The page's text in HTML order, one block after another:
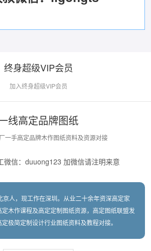
终身超级VIP会员
加入终身超级VIP会员
线高定品牌图纸
一手高定品牌木作图纸资料及资源对接
微信：duuong123 加微信请注明来意
京人，现工作在深圳。从业二十余年资深高定家
木作课程及高定定制图纸资源，高定图纸联盟发
极简定制设计行业图纸资料及教程对接。